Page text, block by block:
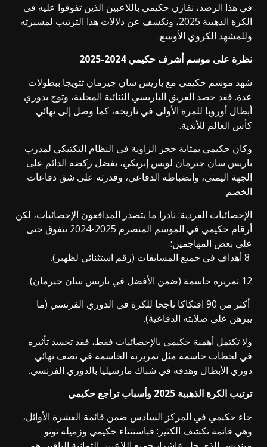
في هذا الرصد، نقارن حكيمي باللاعبين الذين تفوقوا عليه في
الكرة الذهبية 2025، ونكشف عن دلالات هذا الترتيب لمسيرته
وللمشهد الكروي الأوسع.
نظرة على موسم أشرف حكيمي 2024-2025
شهد موسم حكيمي مع باريس سان جيرمان تتويجا ببطولات
عدة. فقد حصد الفريق الباريسي الثنائية المحلية، وتوج بدوري
أبطال أوروبا للمرة الأولى في تاريخه، كما وصل إلى نهائي
كأس العالم للأندية.
وكان حكيمي بمثابة حجر الزاوية في النظام التكتيكي لمدرب
باريس سان جيرمان لويس إنريكي، بفضل ركضه الدائم على
الجهة اليمنى، وانضباطه الدفاعي، وقدرته على شق دفاعات
الخصم.
الإحصائيات الفردية: نادرا ما يتصدر المدافعون الإحصائيات، لكن
أرقام حكيمي في الموسم المنصرم 2025-2024 تتفوق حتى
على بعض المهاجمين:
12 تمريرة حاسمة (ضمن الأفضل في باريس سان جيرمان).
أكثر من 90 افتكاكا ناجحا للكرة في الدوري الفرنسي (ما
يبرهن على صلابته الدفاعية).
ولا تكتمل أهمية حكيمي بالإحصائيات فقط، فقد تجسد تأثيره
في لحظات حاسمة مثل تمريرته الحاسمة في نصف نهائي
دوري الأبطال وهدفه في شباك مارسيليا بالدوري الفرنسي.
ترتيب الكرة الذهبية 2025 وأسباب تراجع حكيمي
جاء حكيمي في المركز السادس ضمن قائمة العشرة الأوائل،
وهي قائمة تكشف الكثير: فباستثناء حكيمي وزميله نونو